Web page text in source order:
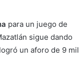
para un juego de
sigue dando
un aforo de 9 mil